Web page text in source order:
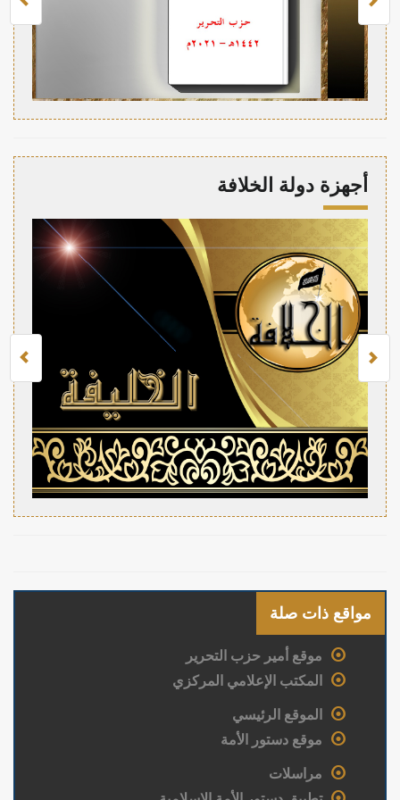
أجهزة دولة الخلافة
مواقع ذات صلة
موقع أمير حزب التحرير
المكتب الإعلامي المركزي
الموقع الرئيسي
موقع دستور الأمة
مراسلات